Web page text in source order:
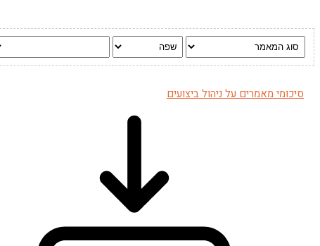
סיכומי מאמרים על ניהול ביצועים